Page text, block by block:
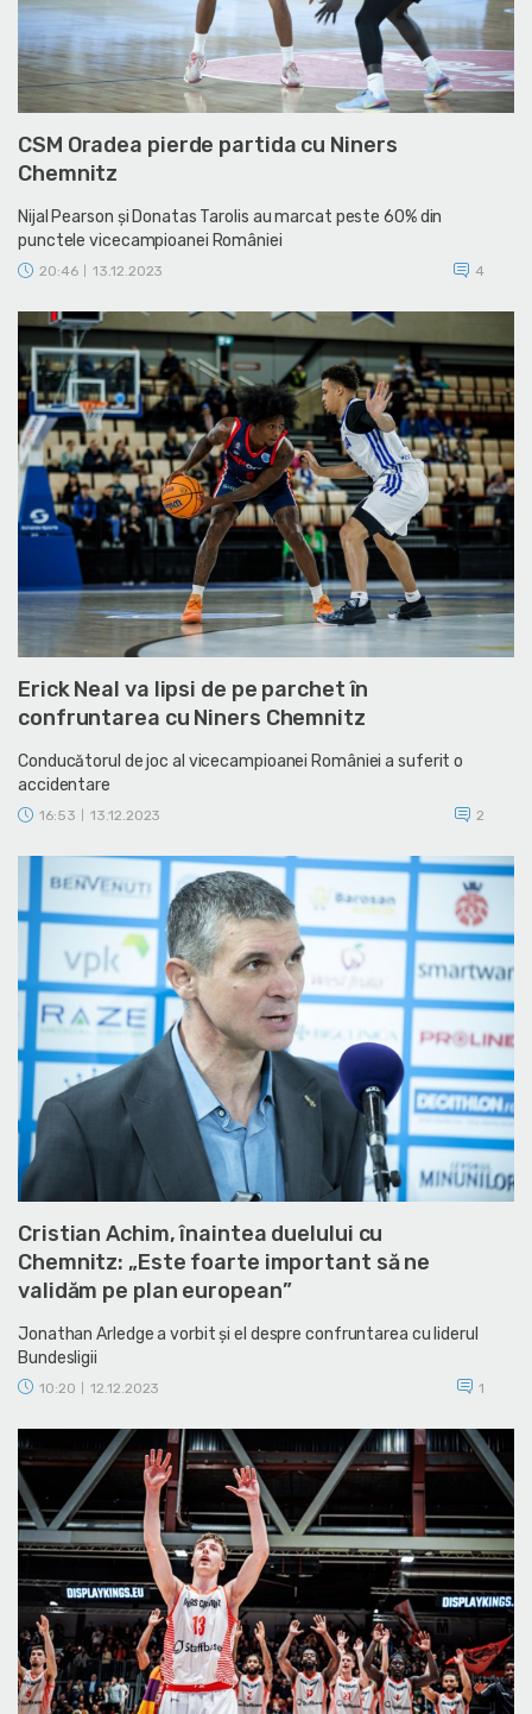
CSM Oradea pierde partida cu Niners
Chemnitz
Nijal Pearson și Donatas Tarolis au marcat peste 60% din
punctele vicecampioanei României
20:46 13.12.2023 4
Erick Neal va lipsi de pe parchet în
confruntarea cu Niners Chemnitz
Conducătorul de joc al vicecampioanei României a suferit o
accidentare
16:53 13.12.2023 2
Cristian Achim, înaintea duelului cu
Chemnitz: „Este foarte important să ne
validăm pe plan european”
Jonathan Arledge a vorbit și el despre confruntarea cu liderul
Bundesligii
10:20 12.12.2023 1